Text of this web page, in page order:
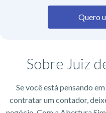
Quero
Sobre Juiz
Se você está pensando
contratar um contador,